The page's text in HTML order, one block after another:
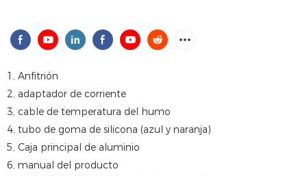
1, Anfitrión
2, adaptador de corriente
3, cable de temperatura del humo
4, tubo de goma de silicona (azul y naranja)
5, Caja principal de aluminio
6, manual del producto